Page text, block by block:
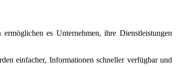
es Unternehmen, ihre Dienstleistungen
einfacher, Informationen schneller verfügbar und